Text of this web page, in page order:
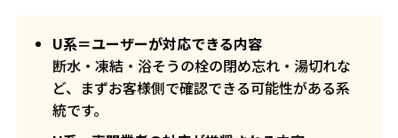
U系＝ユーザーが対応できる内容
断水・凍結・浴そうの栓の閉め忘れ・湯切れな
ど、まずお客様側で確認できる可能性がある系
統です。